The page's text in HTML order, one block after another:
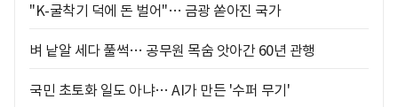
"K-굴착기 덕에 돈 벌어"… 금광 쏟아진 국가
벼 낱알 세다 풀썩… 공무원 목숨 앗아간 60년 관행
국민 초토화 일도 아냐… AI가 만든 '수퍼 무기'